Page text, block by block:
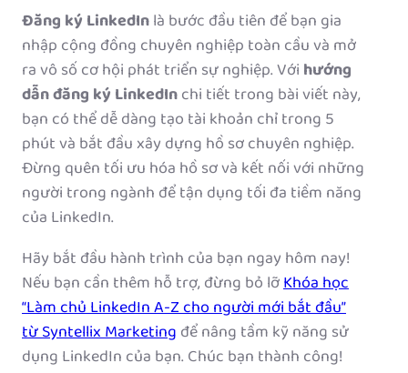
Đăng ký LinkedInlà bước đầu tiên để bạn gia
nhập cộng đồng chuyên nghiệp toàn cầu và mở
ra vô số cơ hội phát triển sự nghiệp. Với hướng
dẫn đăng ký LinkedInchi tiết trong bài viết này,
bạn có thể dễ dàng tạo tài khoản chỉ trong 5
phút và bắt đầu xây dựng hồ sơ chuyên nghiệp.
Đừng quên tối ưu hóa hồ sơ và kết nối với những
người trong ngành để tận dụng tối đa tiềm năng
của LinkedIn.
Hãy bắt đầu hành trình của bạn ngay hôm nay!
Nếu bạn cần thêm hỗ trợ, đừng bỏ lỡKhóa học
“Làm chủ LinkedIn A-Z cho người mới bắt đầu”
từ Syntellix Marketing để nâng tầm kỹ năng sử
dụng LinkedIn của bạn. Chúc bạn thành công!